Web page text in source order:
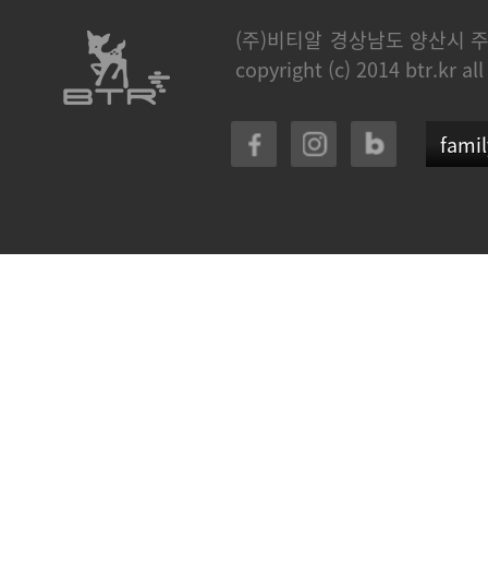
(주)비티알 경상남도 양산시
copyright (c) 2014 btr.kr